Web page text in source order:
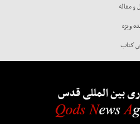
و مقاله
ويژه
كتاب
بین المللی قدس